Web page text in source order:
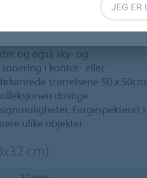
0.7-kolleksjonen gir enorm
og sementmønstrene
og også sky- og
i kontor- eller
størrelsene 50 x 50cm
dristige
Fargespekteret i
ulike objekter.
cm)
JEG ER